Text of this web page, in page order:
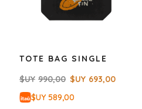
TOTE BAG SINGLE
$UY 990,00 $UY 693,00
$UY 589,00